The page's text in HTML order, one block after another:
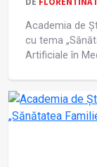
Academia de
cu tema
Artificiale în